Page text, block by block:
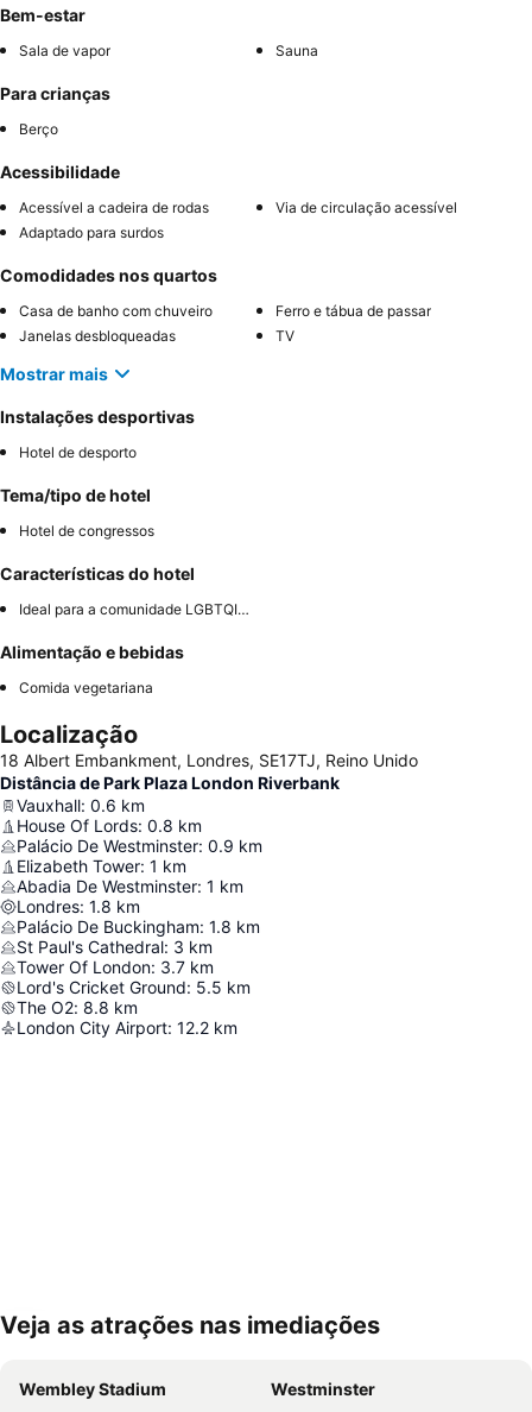
Bem-estar
Sala de vapor Sauna
Para crianças
Berço
Acessibilidade
Acessível a cadeira de rodas
Via de circulação acessível
Adaptado para surdos
Comodidades nos quartos
Casa de banho com chuveiro
Ferro e tábua de passar
Janelas desbloqueadas
TV
Mostrar mais
Instalações desportivas
Hotel de desporto
Tema/tipo de hotel
Hotel de congressos
Características do hotel
Ideal para a comunidade LGBTQIA+
Alimentação e bebidas
Comida vegetariana
Localização
18 Albert Embankment, Londres, SE17TJ, Reino Unido
Distância de Park Plaza London Riverbank
Vauxhall: 0.6 km
House Of Lords: 0.8 km
Palácio De Westminster: 0.9 km
Elizabeth Tower: 1 km
Abadia De Westminster: 1 km
Londres: 1.8 km
Palácio De Buckingham: 1.8 km
St Paul's Cathedral: 3 km
Tower Of London: 3.7 km
Lord's Cricket Ground: 5.5 km
The O2: 8.8 km
London City Airport: 12.2 km
Ampliar mapa
Veja as atrações nas imediações
Wembley Stadium
Westminster